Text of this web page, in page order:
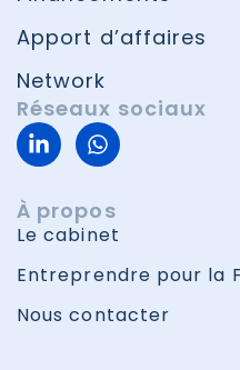
Apport d’affaires
Network
Réseaux sociaux
À propos
Le cabinet
Entreprendre pour la
Nous contacter